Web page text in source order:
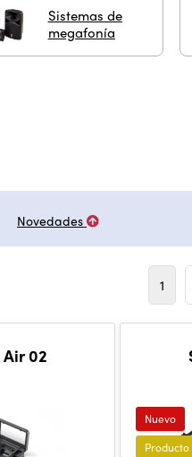
Sistemas de
megafonía
Novedades
1
02
Nuevo